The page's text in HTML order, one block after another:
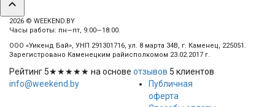
expand_less
2026 © WEEKEND.BY
Часы работы: пн—пт, 9:00—18:00.
ООО «Уикенд Бай», УНП 291301716, ул. 8 марта 34В, г. Каменец, 225051.
Зарегистровано Каменецким райисполкомом 23.02.2017 г.
Рейтинг 5★★★★★ на основе отзывов 5 клиентов
info@weekend.by
Публичная
оферта